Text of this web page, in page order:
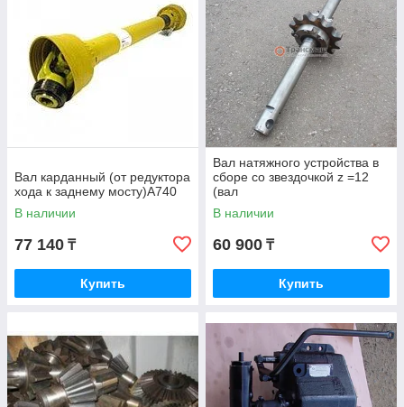
Вал карданный (от редуктора
хода к заднему мосту)А740
В наличии
77 140 ₸
Купить
Вал натяжного устройства в
сборе со звездочкой z =12
(вал
верхний)КО-206А.06.00.101
В наличии
60 900 ₸
Купить